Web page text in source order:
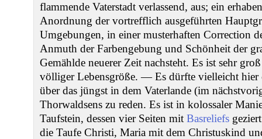
flammende Vaterstadt verlassend, aus; ein
Anordnung der vortrefflich ausgeführten
Umgebungen, in einer musterhaften Correction
Anmuth der Farbengebung und Schönheit der
Gemählde neuerer Zeit nachsteht. Es ist sehr
völliger Lebensgröße. — Es dürfte vielleicht hier
über das jüngst in dem Vaterlande (im
Thorwaldsens zu reden. Es ist in kolossaler
Taufstein, dessen vier Seiten mit Basreliefs
die Taufe Christi, Maria mit dem Christuskind